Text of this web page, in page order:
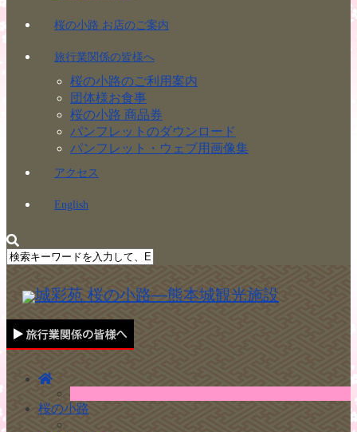
桜の小路 お店のご案内
旅行業関係の皆様へ
桜の小路のご利用案内
団体様お食事
桜の小路 商品券
パンフレットのダウンロード
パンフレット・ウェブ用画像集
アクセス
English
桜の小路